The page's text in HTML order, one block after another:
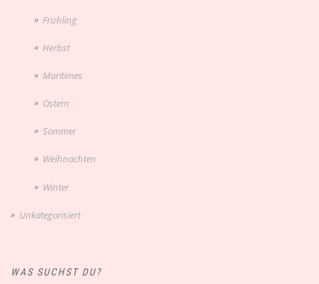
Frühling
Herbst
Maritimes
Ostern
Sommer
Weihnachten
Winter
Unkategorisiert
WAS SUCHST DU?